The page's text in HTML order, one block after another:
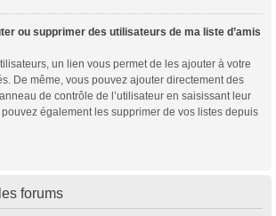
ou supprimer des utilisateurs de ma liste d’amis
un lien vous permet de les ajouter à votre
De même, vous pouvez ajouter directement des
de contrôle de l’utilisateur en saisissant leur
pouvez également les supprimer de vos listes depuis
forums